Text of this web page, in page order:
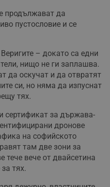
продължават да
пустословие и се
– докато са едни
нищо не ги заплашва.
да оскучат и да отвратят
си, но няма да изпуснат
тях.
сертификат за държава-
дронове
на софийското
там две зони за
тече вече от двайсетина
тях.